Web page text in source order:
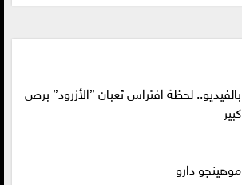
بالفيديو.. لحظة افتراس ثعبان ”الأزرود” برص
كبير
موهينجو دارو